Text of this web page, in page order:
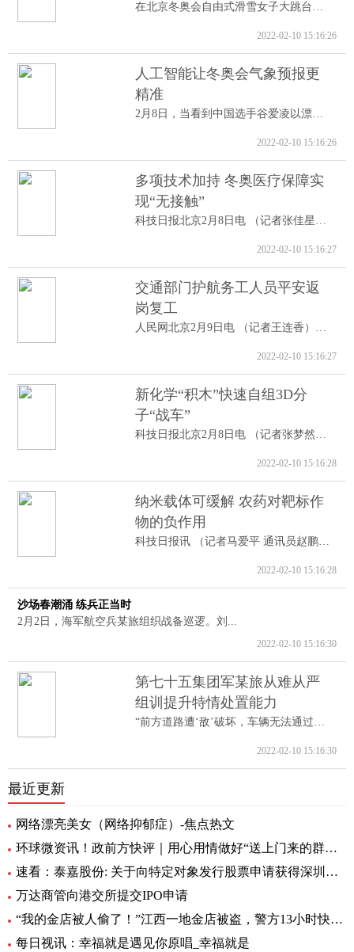
2022-02-10 15:16:26
人工智能让冬奥会气象预报更
精准
2022-02-10 15:16:26
多项技术加持 冬奥医疗保障实
现“无接触”
2022-02-10 15:16:27
交通部门护航务工人员平安返
岗复工
2022-02-10 15:16:27
新化学“积木”快速自组3D分
子“战车”
2022-02-10 15:16:28
纳米载体可缓解 农药对靶标作
物的负作用
2022-02-10 15:16:28
沙场春潮涌 练兵正当时
2月2日，海军航空兵某旅组织战备巡逻。刘...
2022-02-10 15:16:30
第七十五集团军某旅从难从严
组训提升特情处置能力
2022-02-10 15:16:30
最近更新
网络漂亮美女（网络抑郁症）-焦点热文
环球微资讯！政前方快评｜用心用情做好“送上门来的群众工作”
速看：泰嘉股份: 关于向特定对象发行股票申请获得深圳证券交易所上市审核中心审核通过的公告
万达商管向港交所提交IPO申请
“我的金店被人偷了！”江西一地金店被盗，警方13小时快速侦破 每日看点
每日视讯：幸福就是遇见你原唱_幸福就是